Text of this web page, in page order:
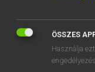
ÖSSZES
Használja